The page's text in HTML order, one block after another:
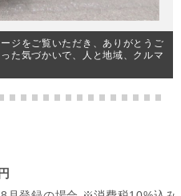
ジをご覧いただき、ありがとうご
た気づかいで、人と地域、クルマ